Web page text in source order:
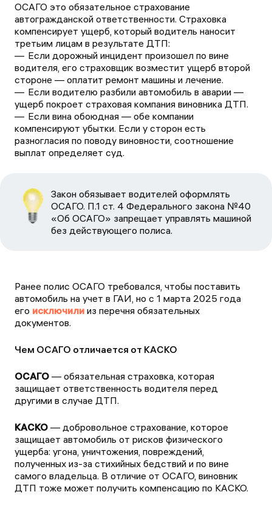
ОСАГО это обязательное страхование
автогражданской ответственности. Страховка
компенсирует ущерб, который водитель наносит
третьим лицам в результате ДТП:
Если дорожный инцидент произошел по вине
водителя, его страховщик возместит ущерб второй
стороне — оплатит ремонт машины и лечение.
Если водителю разбили автомобиль в аварии —
ущерб покроет страховая компания виновника ДТП.
Если вина обоюдная — обе компании
компенсируют убытки. Если у сторон есть
разногласия по поводу виновности, соотношение
выплат определяет суд.
Закон обязывает водителей оформлять
ОСАГО. П.1 ст. 4 Федерального закона №40
«Об ОСАГО» запрещает управлять машиной
без действующего полиса.
Ранее полис ОСАГО требовался, чтобы поставить
автомобиль на учет в ГАИ, но с 1 марта 2025 года
его исключили из перечня обязательных
документов.
Чем ОСАГО отличается от КАСКО
ОСАГО — обязательная страховка, которая
защищает ответственность водителя перед
другими в случае ДТП.
КАСКО — добровольное страхование, которое
защищает автомобиль от рисков физического
ущерба: угона, уничтожения, повреждений,
полученных из-за стихийных бедствий и по вине
самого владельца. В отличие от ОСАГО, виновник
ДТП тоже может получить компенсацию по КАСКО.